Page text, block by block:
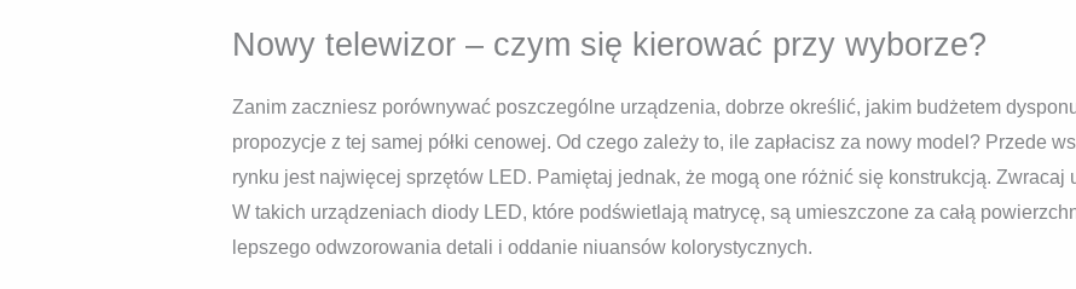
Nowy telewizor – czym się kierować przy wyborze?
Zanim zaczniesz porównywać poszczególne urządzenia, dobrze określić, jakim budżetem
propozycje z tej samej półki cenowej. Od czego zależy to, ile zapłacisz za nowy model? Przede
rynku jest najwięcej sprzętów LED. Pamiętaj jednak, że mogą one różnić się konstrukcją. Zwracaj
W takich urządzeniach diody LED, które podświetlają matrycę, są umieszczone za całą
lepszego odwzorowania detali i oddanie niuansów kolorystycznych.